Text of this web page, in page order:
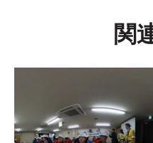
関